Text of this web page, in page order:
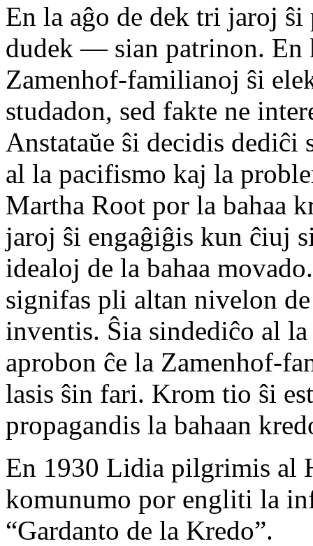
En la aĝo de dek tri jaroj ŝi
dudek — sian patrinon. En
Zamenhof-familianoj ŝi
studadon, sed fakte ne
Anstataŭe ŝi decidis dediĉi
al la pacifismo kaj la
Martha Root por la bahaa
jaroj ŝi engaĝiĝis kun ĉiuj
idealoj de la bahaa
signifas pli altan nivelon
inventis. Ŝia sindediĉo al
aprobon ĉe la Zamenhof-
lasis ŝin fari. Krom tio ŝi
propagandis la bahaan
En 1930 Lidia pilgrimis al
komunumo por engliti la
“Gardanto de la Kredo”.